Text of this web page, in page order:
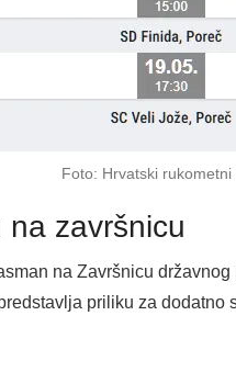
Foto: Hrvatski
završnicu
na Završnicu
priliku za